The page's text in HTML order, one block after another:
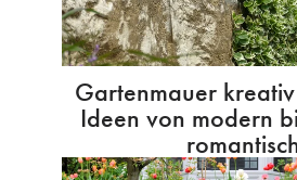
Gartenmauer
Ideen von modern